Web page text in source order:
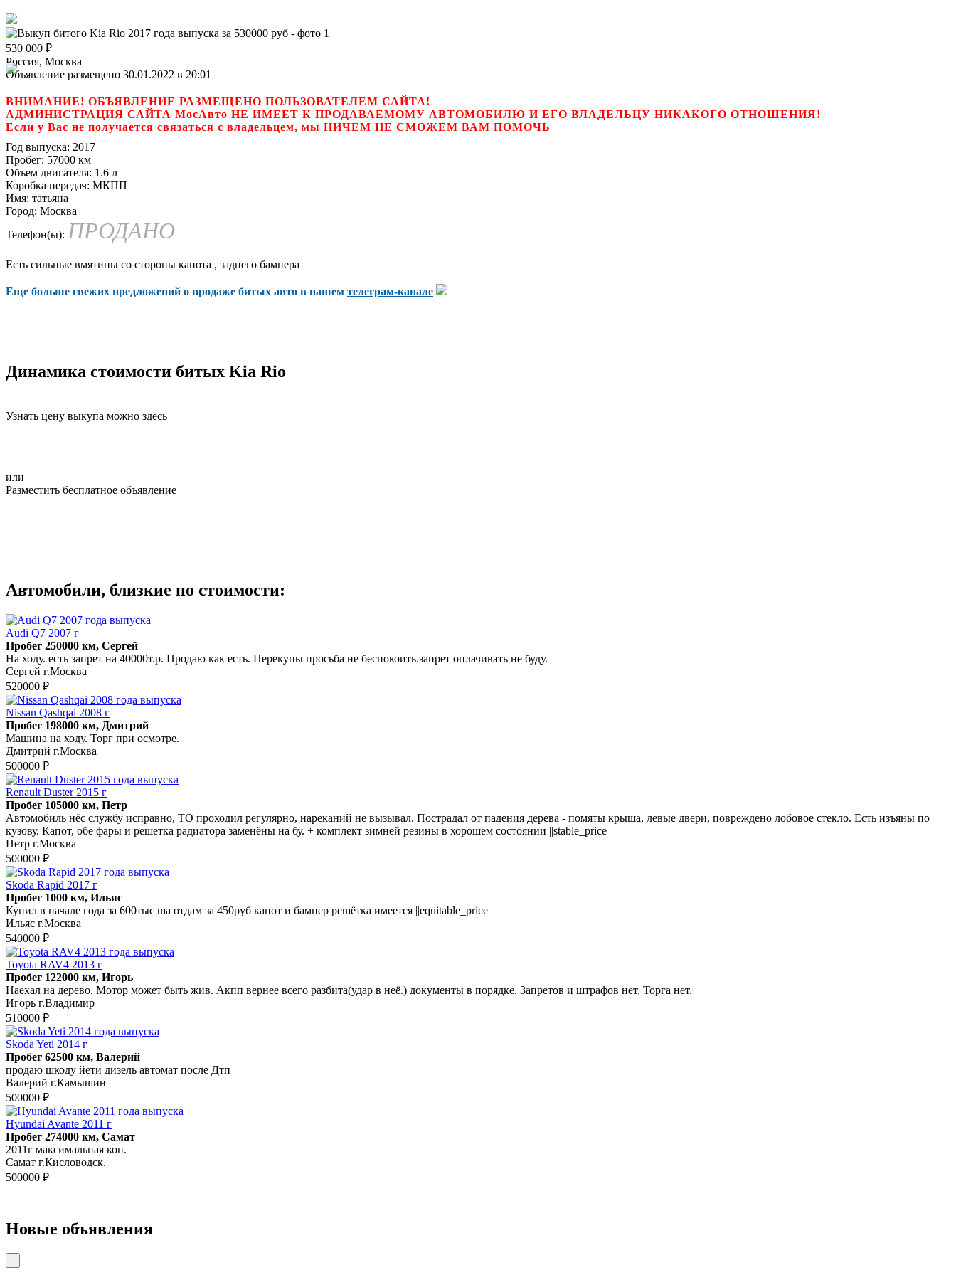
530 000 ₽
Россия, Москва
Объявление размещено 30.01.2022 в 20:01
ВНИМАНИЕ! ОБЪЯВЛЕНИЕ РАЗМЕЩЕНО ПОЛЬЗОВАТЕЛЕМ САЙТА!
АДМИНИСТРАЦИЯ САЙТА МосАвто НЕ ИМЕЕТ К ПРОДАВАЕМОМУ АВТОМОБИЛЮ И ЕГО ВЛАДЕЛЬЦУ НИКАКОГО ОТНОШЕНИЯ!
Если у Вас не получается связаться с владельцем, мы НИЧЕМ НЕ СМОЖЕМ ВАМ ПОМОЧЬ
Год выпуска: 2017
Пробег: 57000 км
Объем двигателя: 1.6 л
Коробка передач: МКПП
Имя: татьяна
Город: Москва
Телефон(ы): ПРОДАНО
Есть сильные вмятины со стороны капота , заднего бампера
Еще больше свежих предложений о продаже битых авто в нашем телеграм-канале
Динамика стоимости битых Kia Rio
Узнать цену выкупа можно здесь
или
Разместить бесплатное объявление
Автомобили, близкие по стоимости:
Audi Q7 2007 г
Пробег 250000 км, Сергей
На ходу. есть запрет на 40000т.р. Продаю как есть. Перекупы просьба не беспокоить.запрет оплачивать не буду.
Сергей г.Москва
520000 ₽
Nissan Qashqai 2008 г
Пробег 198000 км, Дмитрий
Машина на ходу. Торг при осмотре.
Дмитрий г.Москва
500000 ₽
Renault Duster 2015 г
Пробег 105000 км, Петр
Автомобиль нёс службу исправно, ТО проходил регулярно, нареканий не вызывал. Пострадал от падения дерева - помяты крыша, левые двери, повреждено лобовое стекло. Есть изъяны по
кузову. Капот, обе фары и решетка радиатора заменёны на бу. + комплект зимней резины в хорошем состоянии ||stable_price
Петр г.Москва
500000 ₽
Skoda Rapid 2017 г
Пробег 1000 км, Ильяс
Купил в начале года за 600тыс ша отдам за 450руб капот и бампер решётка имеется ||equitable_price
Ильяс г.Москва
540000 ₽
Toyota RAV4 2013 г
Пробег 122000 км, Игорь
Наехал на дерево. Мотор может быть жив. Акпп вернее всего разбита(удар в неё.) документы в порядке. Запретов и штрафов нет. Торга нет.
Игорь г.Владимир
510000 ₽
Skoda Yeti 2014 г
Пробег 62500 км, Валерий
продаю шкоду йети дизель автомат после Дтп
Валерий г.Камышин
500000 ₽
Hyundai Avante 2011 г
Пробег 274000 км, Самат
2011г максимальная коп.
Самат г.Кисловодск.
500000 ₽
Новые объявления